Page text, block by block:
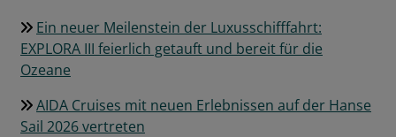
Ein neuer Meilenstein der Luxusschifffahrt:
EXPLORA III feierlich getauft und bereit für die
Ozeane
AIDA Cruises mit neuen Erlebnissen auf der Hanse
Sail 2026 vertreten